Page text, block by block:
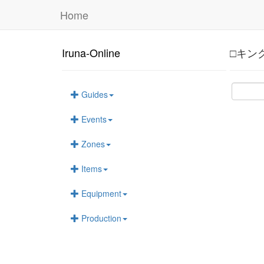
Home
Iruna-Online
Guides
Events
Zones
Items
Equipment
Production
□キン